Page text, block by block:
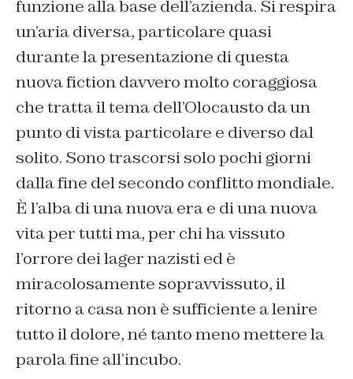
funzione alla base dell’azienda. Si respira
un’aria diversa, particolare quasi
durante la presentazione di questa
nuova fiction davvero molto coraggiosa
che tratta il tema dell’Olocausto da un
punto di vista particolare e diverso dal
solito. Sono trascorsi solo pochi giorni
dalla fine del secondo conflitto mondiale.
È l’alba di una nuova era e di una nuova
vita per tutti ma, per chi ha vissuto
l’orrore dei lager nazisti ed è
miracolosamente sopravvissuto, il
ritorno a casa non è sufficiente a lenire
tutto il dolore, né tanto meno mettere la
parola fine all’incubo.